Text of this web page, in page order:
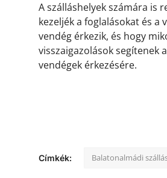
A szálláshelyek számára is
kezeljék a foglalásokat és a
vendég érkezik, és hogy
visszaigazolások segítenek
vendégek érkezésére.
Címkék: Balatonalmádi